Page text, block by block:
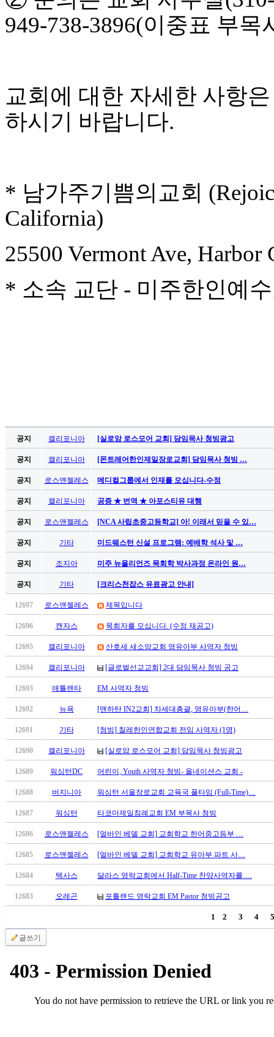
알
리
스
럽
DOMCLUB
실
채
팅
돔
클
DOMCLUB.top
유
판
트
위
후
프
후
출
비
센
웹
토
미
후
약
국
24
시
949-738-3896(이중표 부목
교회에 대한 자세한 사항
하시기 바랍니다.
* 남가주기쁨의교회
California)
25500 Vermont Ave, Harbor
* 소속 교단 - 미주한인예
공지 캘리포니아 [실로암 로스모어 교회] 담임목사 청빙광고
공지 캘리포니아 [몬트레어한인제일장로교회] 담임목사 청빙 …
공지 로스앤젤레스 메디컬그룹에서 인재를 모십니다-수정
공지 캘리포니아 공증 ★ 번역 ★ 아포스티유 대행
공지 로스앤젤레스 [NCA 사립초중고등학교] 아! 이래서 믿을 수 있…
공지 기타 미드웨스턴 신설 프로그램: 예배학 석사 및 …
공지 조지아 미주 뉴올리언즈 목회학 박사과정 온라인 원…
공지 기타 [크리스천잡스 유료광고 안내]
12697 로스앤젤레스 제목입니다
12696 캔자스 목회자를 모십니다. (수정 재공고)
12695 캘리포니아 산호세 새소망교회 영유아부 사역자 청빙
12694 캘리포니아 [글로벌선교교회] 2대 담임목사 청빙 공고
12693 애틀랜타 EM 사역자 청빙
12692 뉴욕 [맨하탄 IN2교회] 차세대총괄, 영유아부(한어…
12691 기타 [청빙] 칠레한인연합교회 전임 사역자 (1명)
12690 캘리포니아 [실로암 로스모어 교회] 담임목사 청빙광고
12689 워싱턴DC 어린이, Youth 사역자 청빙- 올네이션스 교회 -
12688 버지니아 워싱턴 서울장로교회 교육국 풀타임 (Full-Time)…
12687 워싱턴 타코마제일침례교회 EM 부목사 청빙
12686 로스앤젤레스 [얼바인 베델 교회] 교회학교 한어중고등부 …
12685 로스앤젤레스 [얼바인 베델 교회] 교회학교 유아부 파트 사…
12684 텍사스 달라스 영락교회에서 Half-Time 찬양사역자를 …
12683 오레곤 포틀랜드 영락교회 EM Pastor 청빙공고
1 2 3 4 5
글쓰기